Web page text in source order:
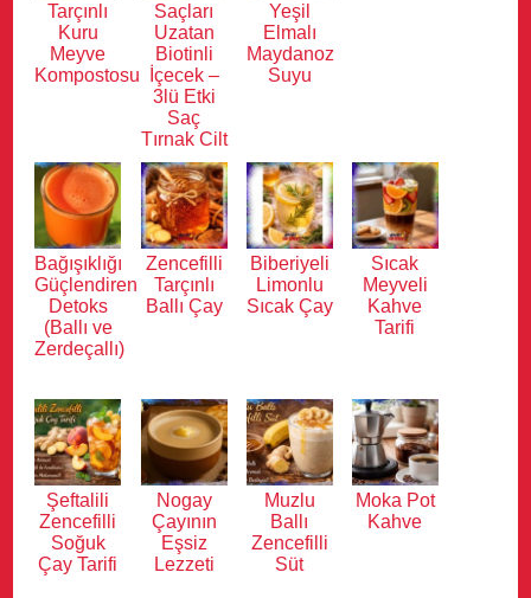
Tarçınlı
Kuru
Meyve
Kompostosu
Saçları
Uzatan
Biotinli
İçecek –
3lü Etki
Saç
Tırnak Cilt
Yeşil
Elmalı
Maydanoz
Suyu
Bağışıklığı
Güçlendiren
Detoks
(Ballı ve
Zerdeçallı)
Zencefilli
Tarçınlı
Ballı Çay
Biberiyeli
Limonlu
Sıcak Çay
Sıcak
Meyveli
Kahve
Tarifi
Şeftalili
Zencefilli
Soğuk
Çay Tarifi
Nogay
Çayının
Eşsiz
Lezzeti
Muzlu
Ballı
Zencefilli
Süt
Moka Pot
Kahve